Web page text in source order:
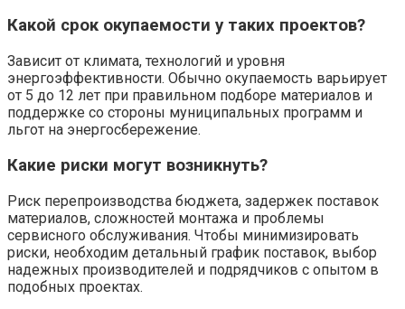
Какой срок окупаемости у таких проектов?
Зависит от климата, технологий и уровня
энергоэффективности. Обычно окупаемость варьирует
от 5 до 12 лет при правильном подборе материалов и
поддержке со стороны муниципальных программ и
льгот на энергосбережение.
Какие риски могут возникнуть?
Риск перепроизводства бюджета, задержек поставок
материалов, сложностей монтажа и проблемы
сервисного обслуживания. Чтобы минимизировать
риски, необходим детальный график поставок, выбор
надежных производителей и подрядчиков с опытом в
подобных проектах.